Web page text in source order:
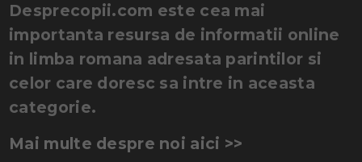
Desprecopii.com este cea mai
importanta resursa de informatii online
in limba romana adresata parintilor si
celor care doresc sa intre in aceasta
categorie.
Mai multe despre noi aici >>